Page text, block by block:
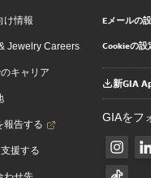
け情報
Jewelry Careers
キャリア
報告する
援する
Eメールの
Cookieの設
新GIA
GIAをフ